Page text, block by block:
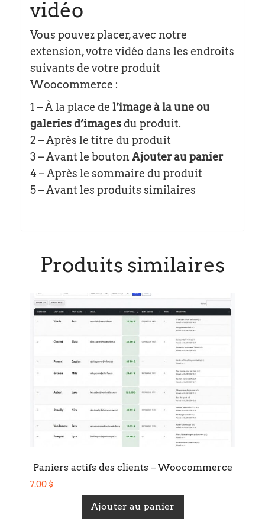
vidéo
Vous pouvez placer, avec notre
extension, votre vidéo dans les endroits
suivants de votre produit
Woocommerce :
1 – À la place de l’image à la une ou
galeries d’imagesdu produit.
2 – Après le titre du produit
3 – Avant le boutonAjouter au panier
4 – Après le sommaire du produit
5 – Avant les produits similaires
Produits similaires
Paniers actifs des clients – Woocommerce
7.00 $
Ajouter au panier